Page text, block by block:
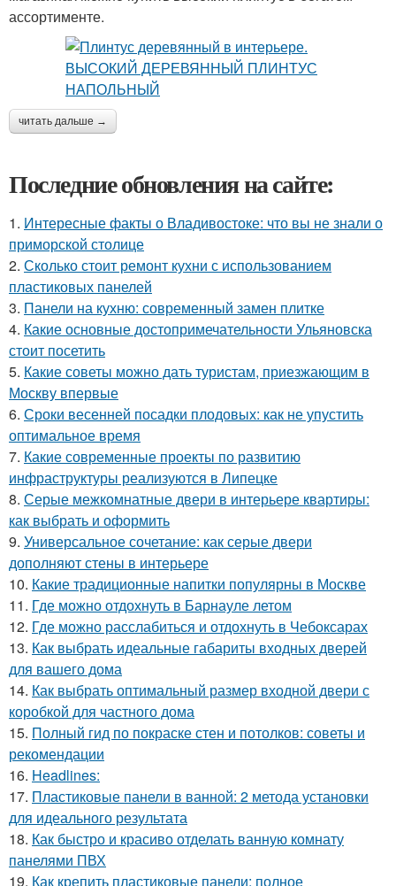
ассортименте.
читать дальше →
Последние обновления на сайте:
1. Интересные факты о Владивостоке: что вы не знали о
приморской столице
2. Сколько стоит ремонт кухни с использованием
пластиковых панелей
3. Панели на кухню: современный замен плитке
4. Какие основные достопримечательности Ульяновска
стоит посетить
5. Какие советы можно дать туристам, приезжающим в
Москву впервые
6. Сроки весенней посадки плодовых: как не упустить
оптимальное время
7. Какие современные проекты по развитию
инфраструктуры реализуются в Липецке
8. Серые межкомнатные двери в интерьере квартиры:
как выбрать и оформить
9. Универсальное сочетание: как серые двери
дополняют стены в интерьере
10. Какие традиционные напитки популярны в Москве
11. Где можно отдохнуть в Барнауле летом
12. Где можно расслабиться и отдохнуть в Чебоксарах
13. Как выбрать идеальные габариты входных дверей
для вашего дома
14. Как выбрать оптимальный размер входной двери с
коробкой для частного дома
15. Полный гид по покраске стен и потолков: советы и
рекомендации
16. Headlines:
17. Пластиковые панели в ванной: 2 метода установки
для идеального результата
18. Как быстро и красиво отделать ванную комнату
панелями ПВХ
19. Как крепить пластиковые панели: полное